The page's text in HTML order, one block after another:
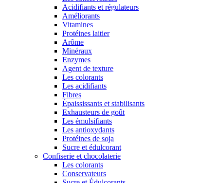
Acidifiants et régulateurs
Améliorants
Vitamines
Protéines laitier
Arôme
Minéraux
Enzymes
Agent de texture
Les colorants
Les acidifiants
Fibres
Épaississants et stabilisants
Exhausteurs de goût
Les émulsifiants
Les antioxydants
Protéines de soja
Sucre et édulcorant
Confiserie et chocolaterie
Les colorants
Conservateurs